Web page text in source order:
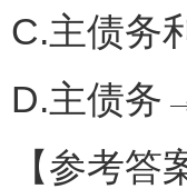
C.主债务
D.主债务
【参考答